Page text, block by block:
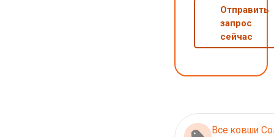
Отправить
запрос
сейчас
Все ковши